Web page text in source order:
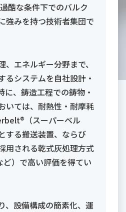
酷な条件下でのバルク
強みを持つ技術者集団で
エネルギー分野まで、
るシステムを自社設計・
に、鋳造工程での鋳物・
いては、耐熱性・耐摩耗
（スーパーベル
する搬送装置、ならび
用される乾式灰処理方式
ど）で高い評価を得てい
、設備構成の簡素化、運